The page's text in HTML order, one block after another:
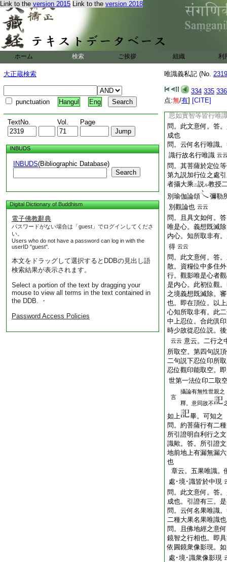
Link to the version 2015 Link to the version 2018
ホーム 検索 ご挨拶 組織 利
大正蔵検索
punctuation Hangul Eng
TextNo. Vol. Page
INBUDS
INBUDS(Bibliographic Database)
Search
Digital Dictionary of Buddhism
電子佛教辭典
パスワードがない場合は「guest」でログインしてくださ
い。
Users who do not have a password can log in with the
userID "guest".
本文をドラッグして選択するとDDBの見出し語
検索結果が表示されます。
Select a portion of the text by dragging your
mouse to view all terms in the text contained in
the DDB. ・
Password Access Policies
唯識義私記 (No.
334 335 336
点:無/有] [CITE]
既不遮不離識法。
問。此文意何。答
三能變内見分識能
不説自證分師義。
者如文可知 前引教
卷也。有極成故者
部等説體非無。有
知之
章云。四行唯識。
思如實智等皆行唯
問。此文意何。答
成也
問。云何名行唯識
識行故名行唯識 云
問。其菩薩於定位
第九説加行位之處
者攝大乘ニ説ル教授
別瑜伽論頌
彌勒
別觀論也 云云
問。且具文如何。
唯是心。義想既滅
内心。知所取非有
得 云云
問。此文意何。答
散。資糧位中多住
行。觀影唯是心者
是内心。此初位觀
之境義想既滅除。
也。即在頂位。以
心知所取非有。此
中上忍位。合此倶
時少故從忍位説。
云云 意云。二行之
所取空。第四句説
二句説下忍位印所
忍位觀印能取空。
世第一法位印二取
言
攝論有無性世親之
釋。意同故不
如上
畢。可知之
問。約菩薩行有二
所引證明自利行之
識歟。答。所引證
地前地上有漏無漏
也
章云。五果唯識。
處･境･識皆於中現
問。此文意何。答
成也。引證有三。
問。云何名果唯識
二種大果名果唯識也
問。且佛地經之意
鏡智之行相也。即
依圓鏡衆像影現。
處･境･識衆像影現